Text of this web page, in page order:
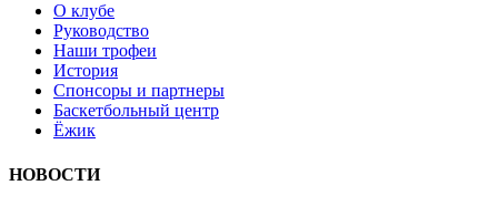
О клубе
Руководство
Наши трофеи
История
Спонсоры и партнеры
Баскетбольный центр
Ёжик
НОВОСТИ